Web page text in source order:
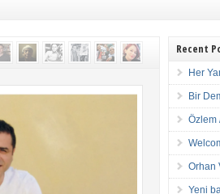
Recent
Her
Bir
Özlem
Orhan
Yeni